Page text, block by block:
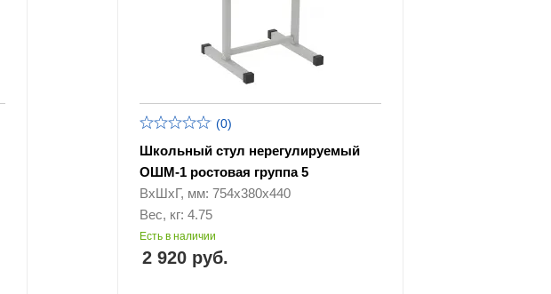
(0)
Школьный стул нерегулируемый
ОШМ-1 ростовая группа 5
ВхШхГ, мм: 754х380х440
Вес, кг: 4.75
Есть в наличии
2 920 руб.